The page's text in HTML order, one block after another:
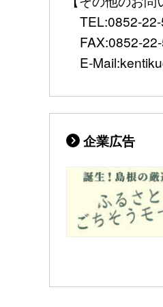
TEL:0852-
FAX:0852-
E-
企業広告